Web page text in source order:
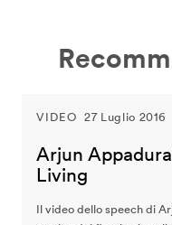
VIDEO 27 Luglio 2016
Arjun
Living
Il video dello speech di